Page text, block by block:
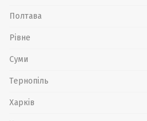
Полтава
Рівне
Суми
Тернопіль
Харків